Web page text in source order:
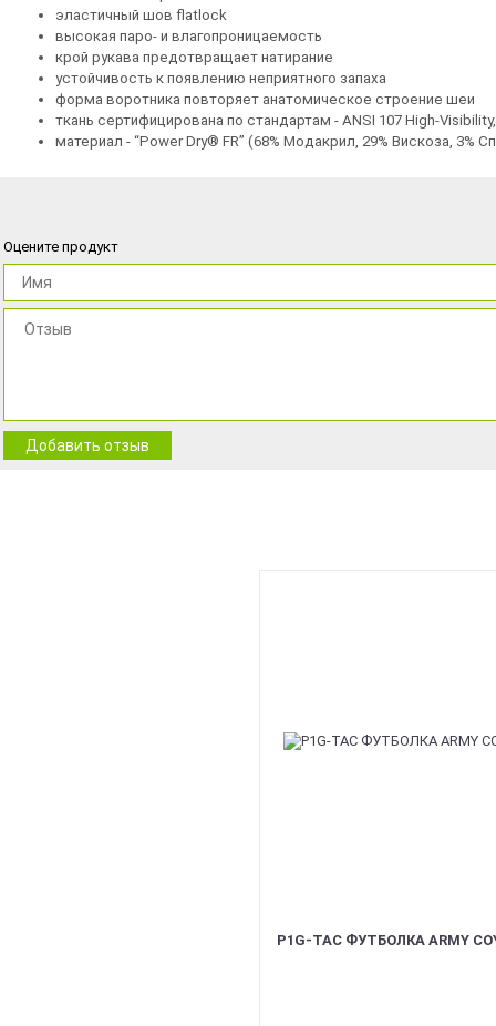
эластичный шов flatlock
высокая паро- и влагопроницаемость
крой рукава предотвращает натирание
устойчивость к появлению неприятного запаха
форма воротника повторяет анатомическое строение шеи
ткань сертифицирована по стандартам - ANSI 107 High-Visibility,
материал - “Power Dry® FR” (68% Модакрил, 29% Вискоза,
Оцените продукт
Добавить отзыв
P1G-TAC ФУТБОЛКА ARMY